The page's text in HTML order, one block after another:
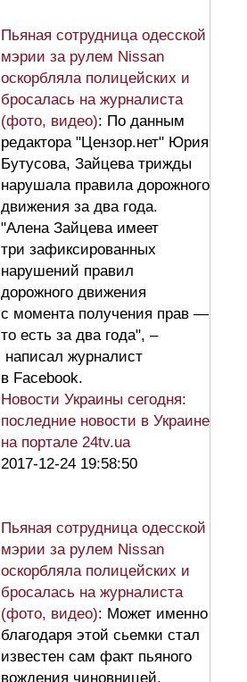
Пьяная сотрудница одесской
мэрии за рулем Nissan
оскорбляла полицейских и
бросалась на журналиста
(фото, видео): По данным
редактора "Цензор.нет" Юрия
Бутусова, Зайцева трижды
нарушала правила дорожного
движения за два года.
"Алена Зайцева имеет
три зафиксированных
нарушений правил
дорожного движения
с момента получения прав —
то есть за два года", –
написал журналист
в Facebook.
Новости Украины сегодня:
последние новости в Украине
на портале 24tv.ua
2017-12-24 19:58:50
Пьяная сотрудница одесской
мэрии за рулем Nissan
оскорбляла полицейских и
бросалась на журналиста
(фото, видео): Может именно
благодаря этой сьемки стал
известен сам факт пьяного
вождения чиновницей.